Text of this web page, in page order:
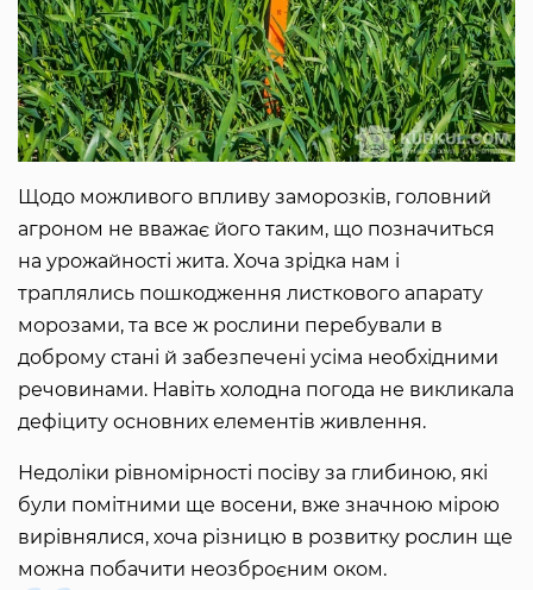
Щодо можливого впливу заморозків, головний
агроном не вважає його таким, що позначиться
на урожайності жита. Хоча зрідка нам і
траплялись пошкодження листкового апарату
морозами, та все ж рослини перебували в
доброму стані й забезпечені усіма необхідними
речовинами. Навіть холодна погода не викликала
дефіциту основних елементів живлення.
Недоліки рівномірності посіву за глибиною, які
були помітними ще восени, вже значною мірою
вирівнялися, хоча різницю в розвитку рослин ще
можна побачити неозброєним оком.